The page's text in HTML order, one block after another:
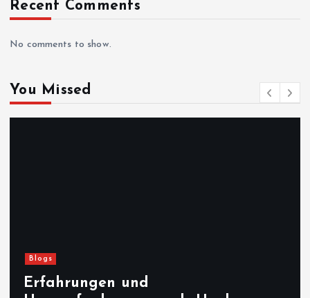
Recent Comments
No comments to show.
You Missed
und